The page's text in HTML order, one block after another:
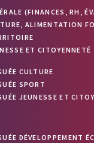
(FINANCES, RH,
ALIMENTATION
ET CITOYENNETÉ
CULTURE
SPORT
JEUNESSE ET
DÉVELOPPEMENT